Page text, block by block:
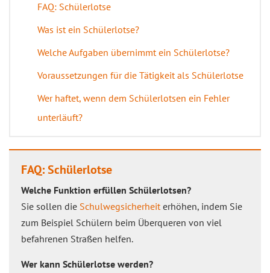
FAQ: Schülerlotse
Was ist ein Schülerlotse?
Welche Aufgaben übernimmt ein Schülerlotse?
Voraussetzungen für die Tätigkeit als Schülerlotse
Wer haftet, wenn dem Schülerlotsen ein Fehler
unterläuft?
FAQ: Schülerlotse
Welche Funktion erfüllen Schülerlotsen?
Sie sollen die Schulwegsicherheiterhöhen, indem Sie
zum Beispiel Schülern beim Überqueren von viel
befahrenen Straßen helfen.
Wer kann Schülerlotse werden?